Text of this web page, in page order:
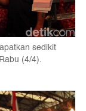
sedikit
(4/4).